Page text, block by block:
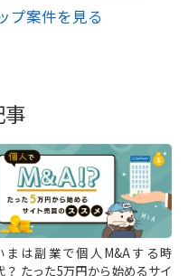
プ案件を見る
事
まは副業で個人M&Aする時
？ たった5万円から始めるサイ